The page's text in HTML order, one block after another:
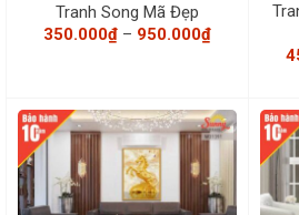
Tranh Song Mã Đẹp
350.000₫ – 950.000₫Khoảng
950.000₫